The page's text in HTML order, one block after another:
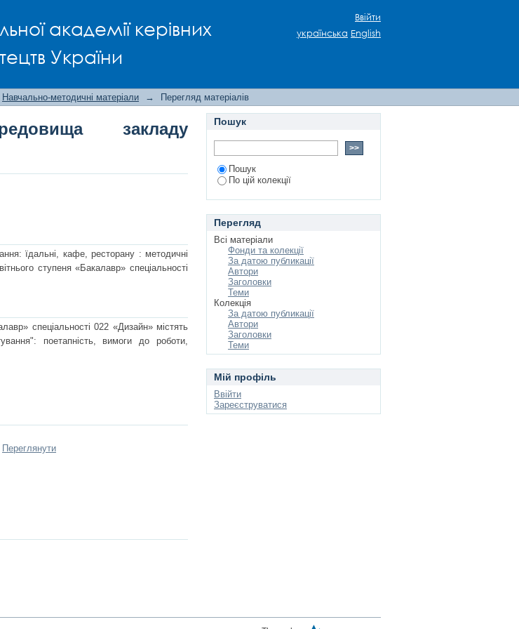
академії керівних
України
Ввійти
українська English
Навчально-методичні матеріали → Перегляд матеріалів
закладу
їдальні, кафе, ресторану : методичні
ступеня «Бакалавр» спеціальності
спеціальності 022 «Дизайн» містять
поетапність, вимоги до роботи,
Переглянути
Пошук
Пошук
По цій колекції
Перегляд
Всі матеріали
Фонди та колекції
За датою публикації
Автори
Заголовки
Теми
Колекція
За датою публикації
Автори
Заголовки
Теми
Мій профіль
Ввійти
Зареєструватися